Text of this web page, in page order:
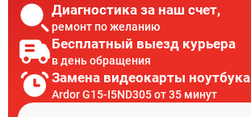
Диагностика за наш счет,
ремонт по желанию
Бесплатный выезд курьера
в день обращения
Замена видеокарты ноутбука
Ardor G15-I5ND305 от 35 минут